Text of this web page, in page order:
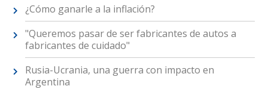
¿Cómo ganarle a la inflación?
"Queremos pasar de ser fabricantes de autos a
fabricantes de cuidado"
Rusia-Ucrania, una guerra con impacto en
Argentina